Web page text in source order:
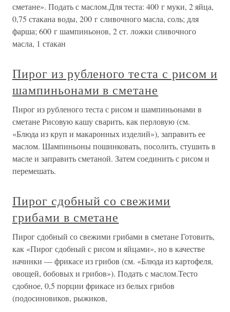
сметане». Подать с маслом.Для теста: 400 г муки, 2 яйца,
0,75 стакана воды, 200 г сливочного масла, соль; для
фарша; 600 г шампиньонов, 2 ст. ложки сливочного
масла, 1 стакан
Пирог из рубленого теста с рисом и
шампиньонами в сметане
Пирог из рубленого теста с рисом и шампиньонами в
сметане Рисовую кашу сварить, как перловую (см.
«Блюда из круп и макаронных изделий»), заправить ее
маслом. Шампиньоны пошинковать, посолить, стушить в
масле и заправить сметаной. Затем соединить с рисом и
перемешать.
Пирог сдобный со свежими
грибами в сметане
Пирог сдобный со свежими грибами в сметане Готовить,
как «Пирог сдобный с рисом и яйцами», но в качестве
начинки — фрикасе из грибов (см. «Блюда из картофеля,
овощей, бобовых и грибов»). Подать с маслом.Тесто
сдобное, 0,5 порции фрикасе из белых грибов
(подосиновиков, рыжиков,